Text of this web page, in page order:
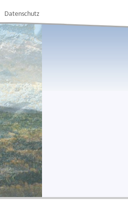
Datenschutz